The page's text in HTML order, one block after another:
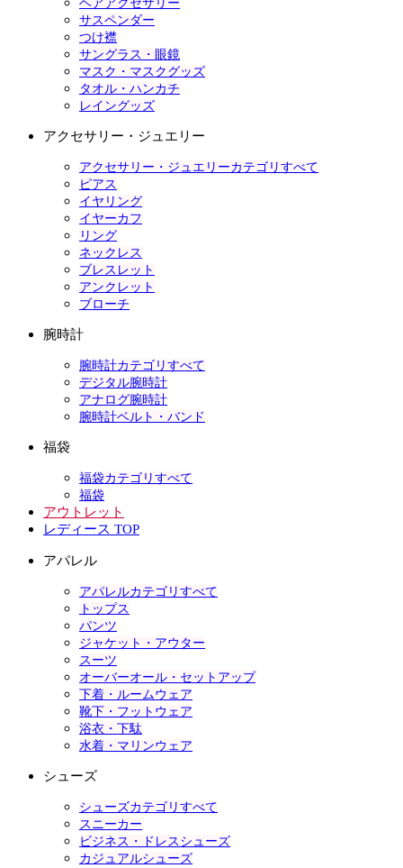
ヘアアクセサリー
サスペンダー
つけ襟
サングラス・眼鏡
マスク・マスクグッズ
タオル・ハンカチ
レイングッズ
アクセサリー・ジュエリー
アクセサリー・ジュエリーカテゴリすべて
ピアス
イヤリング
イヤーカフ
リング
ネックレス
ブレスレット
アンクレット
ブローチ
腕時計
腕時計カテゴリすべて
デジタル腕時計
アナログ腕時計
腕時計ベルト・バンド
福袋
福袋カテゴリすべて
福袋
アウトレット
レディース TOP
アパレル
アパレルカテゴリすべて
トップス
パンツ
ジャケット・アウター
スーツ
オーバーオール・セットアップ
下着・ルームウェア
靴下・フットウェア
浴衣・下駄
水着・マリンウェア
シューズ
シューズカテゴリすべて
スニーカー
ビジネス・ドレスシューズ
カジュアルシューズ